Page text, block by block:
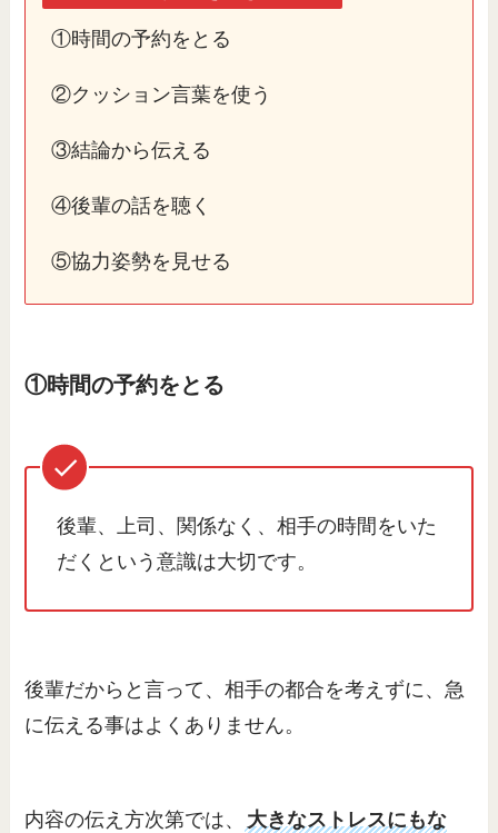
①時間の予約をとる
②クッション言葉を使う
③結論から伝える
④後輩の話を聴く
⑤協力姿勢を見せる
①時間の予約をとる
後輩、上司、関係なく、相手の時間をいた
だくという意識は大切です。
後輩だからと言って、相手の都合を考えずに、急
に伝える事はよくありません。
内容の伝え方次第では、
大きなストレスにもな